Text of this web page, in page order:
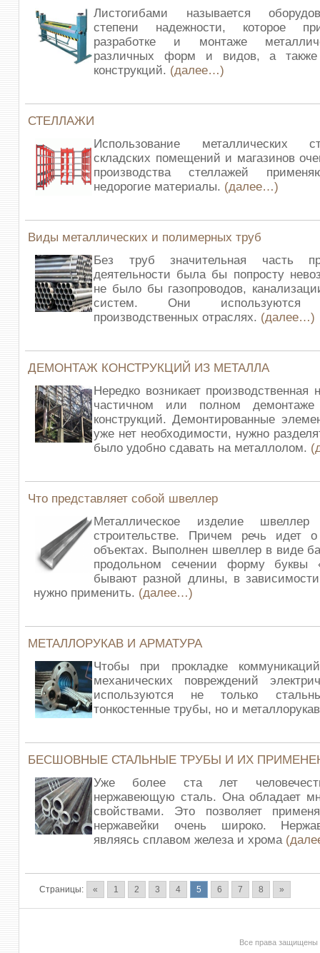
Листогибами называется
степени надежности, которое
разработке и монтаже
различных форм и видов, а также
конструкций. (далее…)
СТЕЛЛАЖИ
Использование металлических
складских помещений и магазинов
производства стеллажей
недорогие материалы. (далее…)
Виды металлических и полимерных труб
Без труб значительная часть
деятельности была бы попросту
не было бы газопроводов,
систем. Они
производственных отраслях. (далее…)
ДЕМОНТАЖ КОНСТРУКЦИЙ ИЗ МЕТАЛЛА
Нередко возникает производственная
частичном или полном демонтаже
конструкций. Демонтированные
уже нет необходимости, нужно
было удобно сдавать на металлолом.
Что представляет собой швеллер
Металлическое изделие
строительстве. Причем речь идет
объектах. Выполнен швеллер в виде
продольном сечении форму буквы
бывают разной длины, в
нужно применить. (далее…)
МЕТАЛЛОРУКАВ И АРМАТУРА
Чтобы при прокладке
механических повреждений
используются не только
тонкостенные трубы, но и
БЕСШОВНЫЕ СТАЛЬНЫЕ ТРУБЫ И ИХ
Уже более ста лет
нержавеющую сталь. Она обладает
свойствами. Это позволяет
нержавейки очень широко.
являясь сплавом железа и хрома
Страницы: « 1 2 3 4 5 6 7 8 »
Все права